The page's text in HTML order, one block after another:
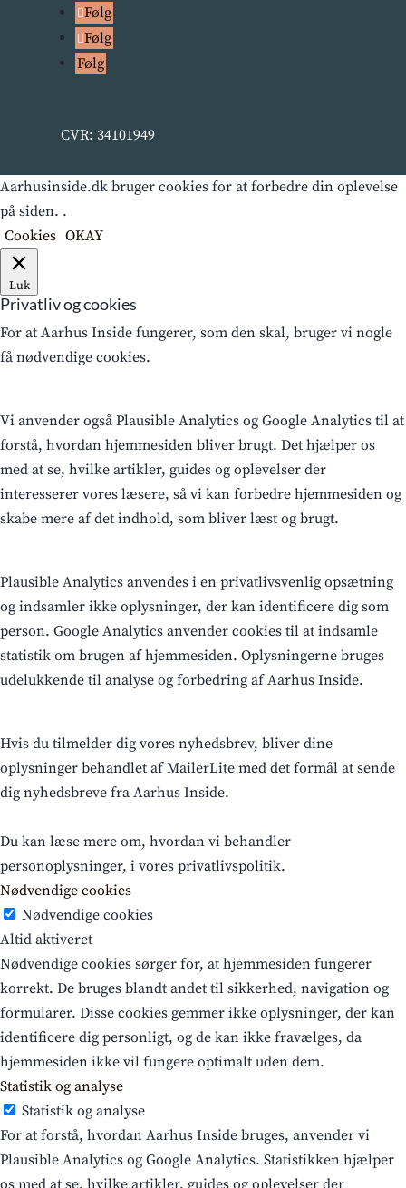
Følg
Følg
Følg
CVR: 34101949
Aarhusinside.dk bruger cookies for at forbedre din oplevelse
på siden. .
Cookies OKAY
Luk
Privatliv og cookies
For at Aarhus Inside fungerer, som den skal, bruger vi nogle
få nødvendige cookies.
Vi anvender også Plausible Analytics og Google Analytics til at
forstå, hvordan hjemmesiden bliver brugt. Det hjælper os
med at se, hvilke artikler, guides og oplevelser der
interesserer vores læsere, så vi kan forbedre hjemmesiden og
skabe mere af det indhold, som bliver læst og brugt.
Plausible Analytics anvendes i en privatlivsvenlig opsætning
og indsamler ikke oplysninger, der kan identificere dig som
person. Google Analytics anvender cookies til at indsamle
statistik om brugen af hjemmesiden. Oplysningerne bruges
udelukkende til analyse og forbedring af Aarhus Inside.
Hvis du tilmelder dig vores nyhedsbrev, bliver dine
oplysninger behandlet af MailerLite med det formål at sende
dig nyhedsbreve fra Aarhus Inside.
Du kan læse mere om, hvordan vi behandler
personoplysninger, i vores privatlivspolitik.
Nødvendige cookies
Nødvendige cookies
Altid aktiveret
Nødvendige cookies sørger for, at hjemmesiden fungerer
korrekt. De bruges blandt andet til sikkerhed, navigation og
formularer. Disse cookies gemmer ikke oplysninger, der kan
identificere dig personligt, og de kan ikke fravælges, da
hjemmesiden ikke vil fungere optimalt uden dem.
Statistik og analyse
Statistik og analyse
For at forstå, hvordan Aarhus Inside bruges, anvender vi
Plausible Analytics og Google Analytics. Statistikken hjælper
os med at se, hvilke artikler, guides og oplevelser der